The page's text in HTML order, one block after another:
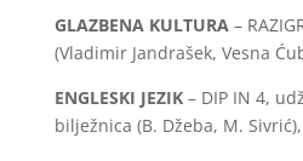
GLAZBENA KULTURA–
(Vladimir Jandrašek, Vesna
ENGLESKI JEZIK– DIP IN 4,
bilježnica (B. Džeba, M. Sivrić),